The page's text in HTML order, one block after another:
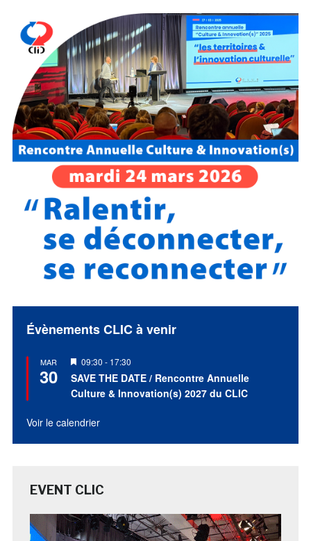
Évènements CLIC à venir
MAR
30
Mis
en
avant
09:30 - 17:30
SAVE THE DATE / Rencontre Annuelle
Culture & Innovation(s) 2027 du CLIC
Voir le calendrier
EVENT CLIC